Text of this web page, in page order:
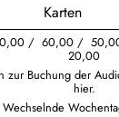
Karten
60,00
20,00
zur Buchung der
hier.
Wechselnde